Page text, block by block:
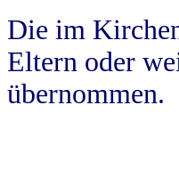
Die im
Eltern oder
übernommen.